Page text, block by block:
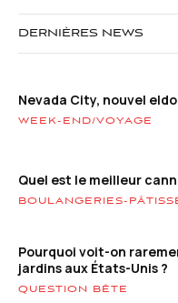
DERNIÈRES NEWS
Nevada City, nouvel
WEEK-END/VOYAGE
Quel est le meilleur
BOULANGERIES-
Pourquoi voit-on
jardins aux États-Unis ?
QUESTION BÊTE